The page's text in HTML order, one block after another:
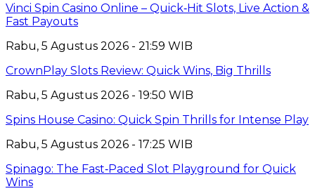
Vinci Spin Casino Online – Quick‑Hit Slots, Live Action &
Fast Payouts
Rabu, 5 Agustus 2026 - 21:59 WIB
CrownPlay Slots Review: Quick Wins, Big Thrills
Rabu, 5 Agustus 2026 - 19:50 WIB
Spins House Casino: Quick Spin Thrills for Intense Play
Rabu, 5 Agustus 2026 - 17:25 WIB
Spinago: The Fast‑Paced Slot Playground for Quick
Wins